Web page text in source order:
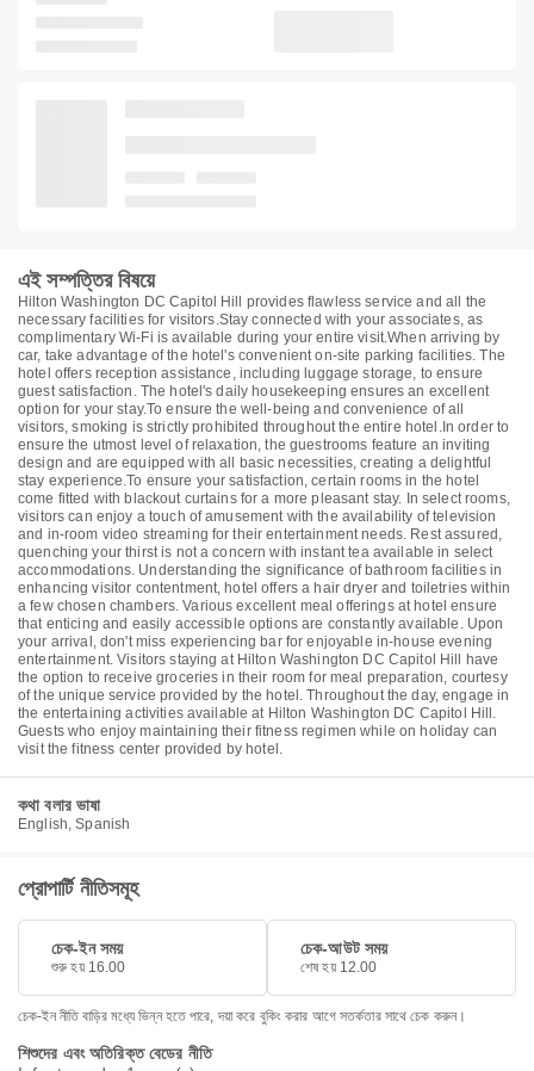
এই সম্পত্তির বিষয়ে
Hilton Washington DC Capitol Hill provides flawless service and all the
necessary facilities for visitors.Stay connected with your associates, as
complimentary Wi-Fi is available during your entire visit.When arriving by
car, take advantage of the hotel's convenient on-site parking facilities. The
hotel offers reception assistance, including luggage storage, to ensure
guest satisfaction. The hotel's daily housekeeping ensures an excellent
option for your stay.To ensure the well-being and convenience of all
visitors, smoking is strictly prohibited throughout the entire hotel.In order to
ensure the utmost level of relaxation, the guestrooms feature an inviting
design and are equipped with all basic necessities, creating a delightful
stay experience.To ensure your satisfaction, certain rooms in the hotel
come fitted with blackout curtains for a more pleasant stay. In select rooms,
visitors can enjoy a touch of amusement with the availability of television
and in-room video streaming for their entertainment needs. Rest assured,
quenching your thirst is not a concern with instant tea available in select
accommodations. Understanding the significance of bathroom facilities in
enhancing visitor contentment, hotel offers a hair dryer and toiletries within
a few chosen chambers. Various excellent meal offerings at hotel ensure
that enticing and easily accessible options are constantly available. Upon
your arrival, don't miss experiencing bar for enjoyable in-house evening
entertainment. Visitors staying at Hilton Washington DC Capitol Hill have
the option to receive groceries in their room for meal preparation, courtesy
of the unique service provided by the hotel. Throughout the day, engage in
the entertaining activities available at Hilton Washington DC Capitol Hill.
Guests who enjoy maintaining their fitness regimen while on holiday can
visit the fitness center provided by hotel.
কথা বলার ভাষা
English, Spanish
প্রোপার্টি নীতিসমূহ
চেক-ইন সময়
শুরু হয় 16.00
চেক-আউট সময়
শেষ হয় 12.00
চেক-ইন নীতি বাড়ির মধ্যে ভিন্ন হতে পারে, দয়া করে বুকিং করার আগে সতর্কতার সাথে চেক করুন।
শিশুদের এবং অতিরিক্ত বেডের নীতি